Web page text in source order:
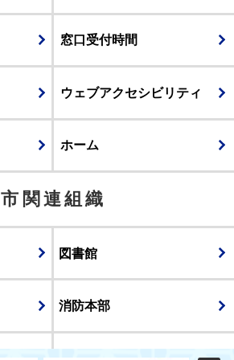
窓口受付時間
ウェブアクセシビリティ
ホーム
市関連組織
図書館
消防本部